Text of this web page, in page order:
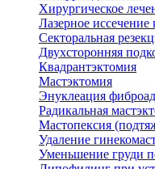
Хирургическое
Лазерное иссечение
Секторальная
Двухсторонняя
Квадрантэктомия
Мастэктомия
Энуклеация
Радикальная
Мастопексия
Удаление
Уменьшение груди